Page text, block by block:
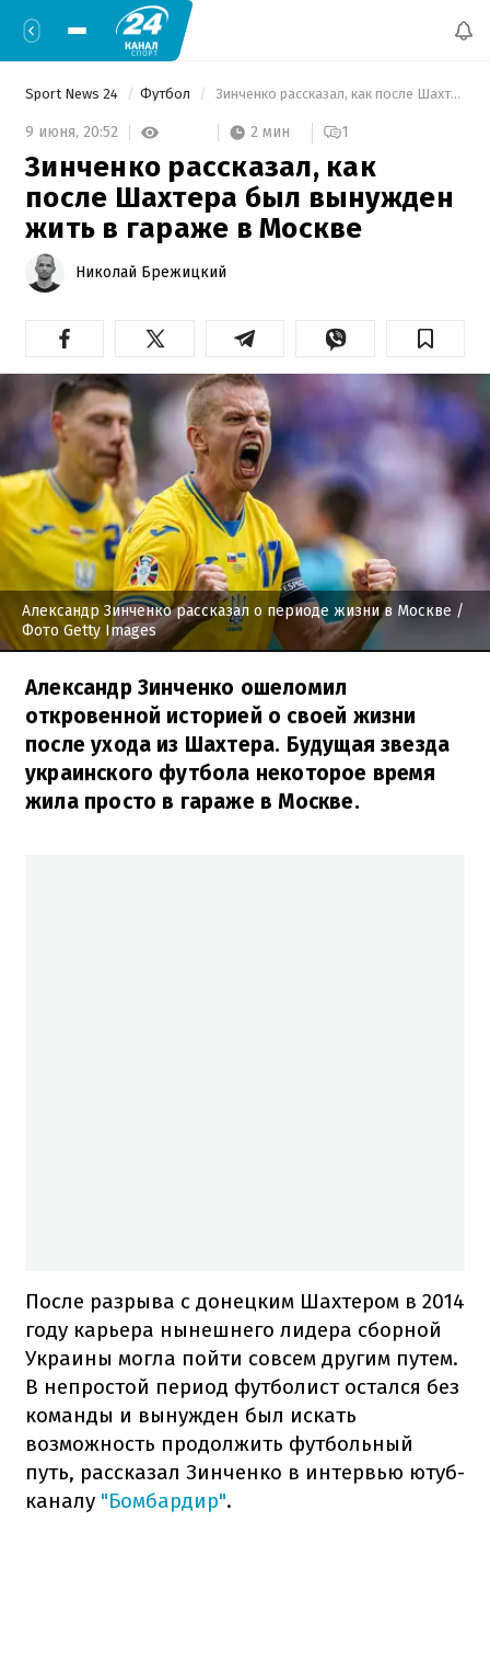
Sport News 24 Футбол Зинченко рассказал, как после Шахтера был вынужден жить в гараже в Москве
9 июня, 20:52 2 мин 1
Зинченко рассказал, как
после Шахтера был вынужден
жить в гараже в Москве
Николай Брежицкий
Александр Зинченко рассказал о периоде жизни в Москве /
Фото Getty Images
Александр Зинченко ошеломил
откровенной историей о своей жизни
после ухода из Шахтера. Будущая звезда
украинского футбола некоторое время
жила просто в гараже в Москве.
После разрыва с донецким Шахтером в 2014
году карьера нынешнего лидера сборной
Украины могла пойти совсем другим путем.
В непростой период футболист остался без
команды и вынужден был искать
возможность продолжить футбольный
путь, рассказал Зинченко в интервью ютуб-
каналу "Бомбардир".